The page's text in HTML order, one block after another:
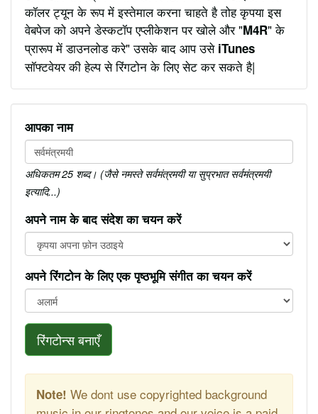
कॉलर ट्यून के रूप में इस्तेमाल करना चाहते है तोह कृपया इस
वेबपेज को अपने डेस्कटॉप एप्लीकेशन पर खोले और "M4R" के
प्रारूप में डाउनलोड करे" उसके बाद आप उसे iTunes
सॉफ्टवेयर की हेल्प से रिंगटोन के लिए सेट कर सकते है|
आपका नाम
अधिकतम 25 शब्द। (जैसे नमस्ते सर्वमंत्रमयी या सुप्रभात सर्वमंत्रमयी
इत्यादि...)
अपने नाम के बाद संदेश का चयन करें
अपने रिंगटोन के लिए एक पृष्ठभूमि संगीत का चयन करें
रिंगटोन्स बनाएँ
Note! We dont use copyrighted background